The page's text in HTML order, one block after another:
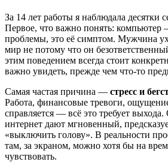
За 14 лет работы я наблюдала десятки
Первое, что важно понять: компьютер
проблемы, это её симптом. Мужчина
мир не потому что он
этим поведением всегда стоит
важно увидеть, прежде чем что-то
Самая частая причина — стресс и
Работа, финансовые тревоги,
справляется — всё это требует
интернет дают мгновенный,
«выключить голову». В реальности
там, за экраном, можно хотя бы на
чувствовать.